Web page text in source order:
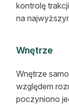
kontrolę
na
Wnętrze
Wnętrze
względem
poczyniono